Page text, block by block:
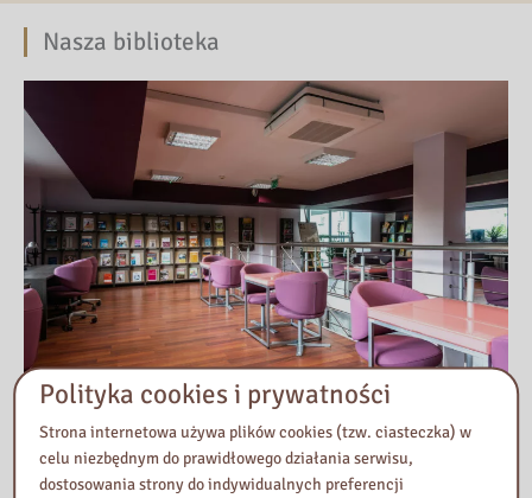
Nasza biblioteka
Przeczytaj
Polityka cookies i prywatności
Strona internetowa używa plików cookies (tzw. ciasteczka) w
celu niezbędnym do prawidłowego działania serwisu,
dostosowania strony do indywidualnych preferencji